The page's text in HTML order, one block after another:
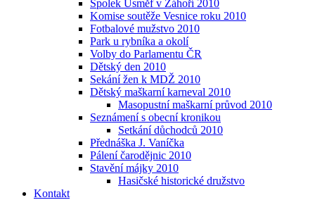
Spolek Úsměf v Záhoří 2010
Komise soutěže Vesnice roku 2010
Fotbalové mužstvo 2010
Park u rybníka a okolí
Volby do Parlamentu ČR
Dětský den 2010
Sekání žen k MDŽ 2010
Dětský maškarní karneval 2010
Masopustní maškarní průvod 2010
Seznámení s obecní kronikou
Setkání důchodců 2010
Přednáška J. Vaníčka
Pálení čarodějnic 2010
Stavění májky 2010
Hasičské historické družstvo
Kontakt